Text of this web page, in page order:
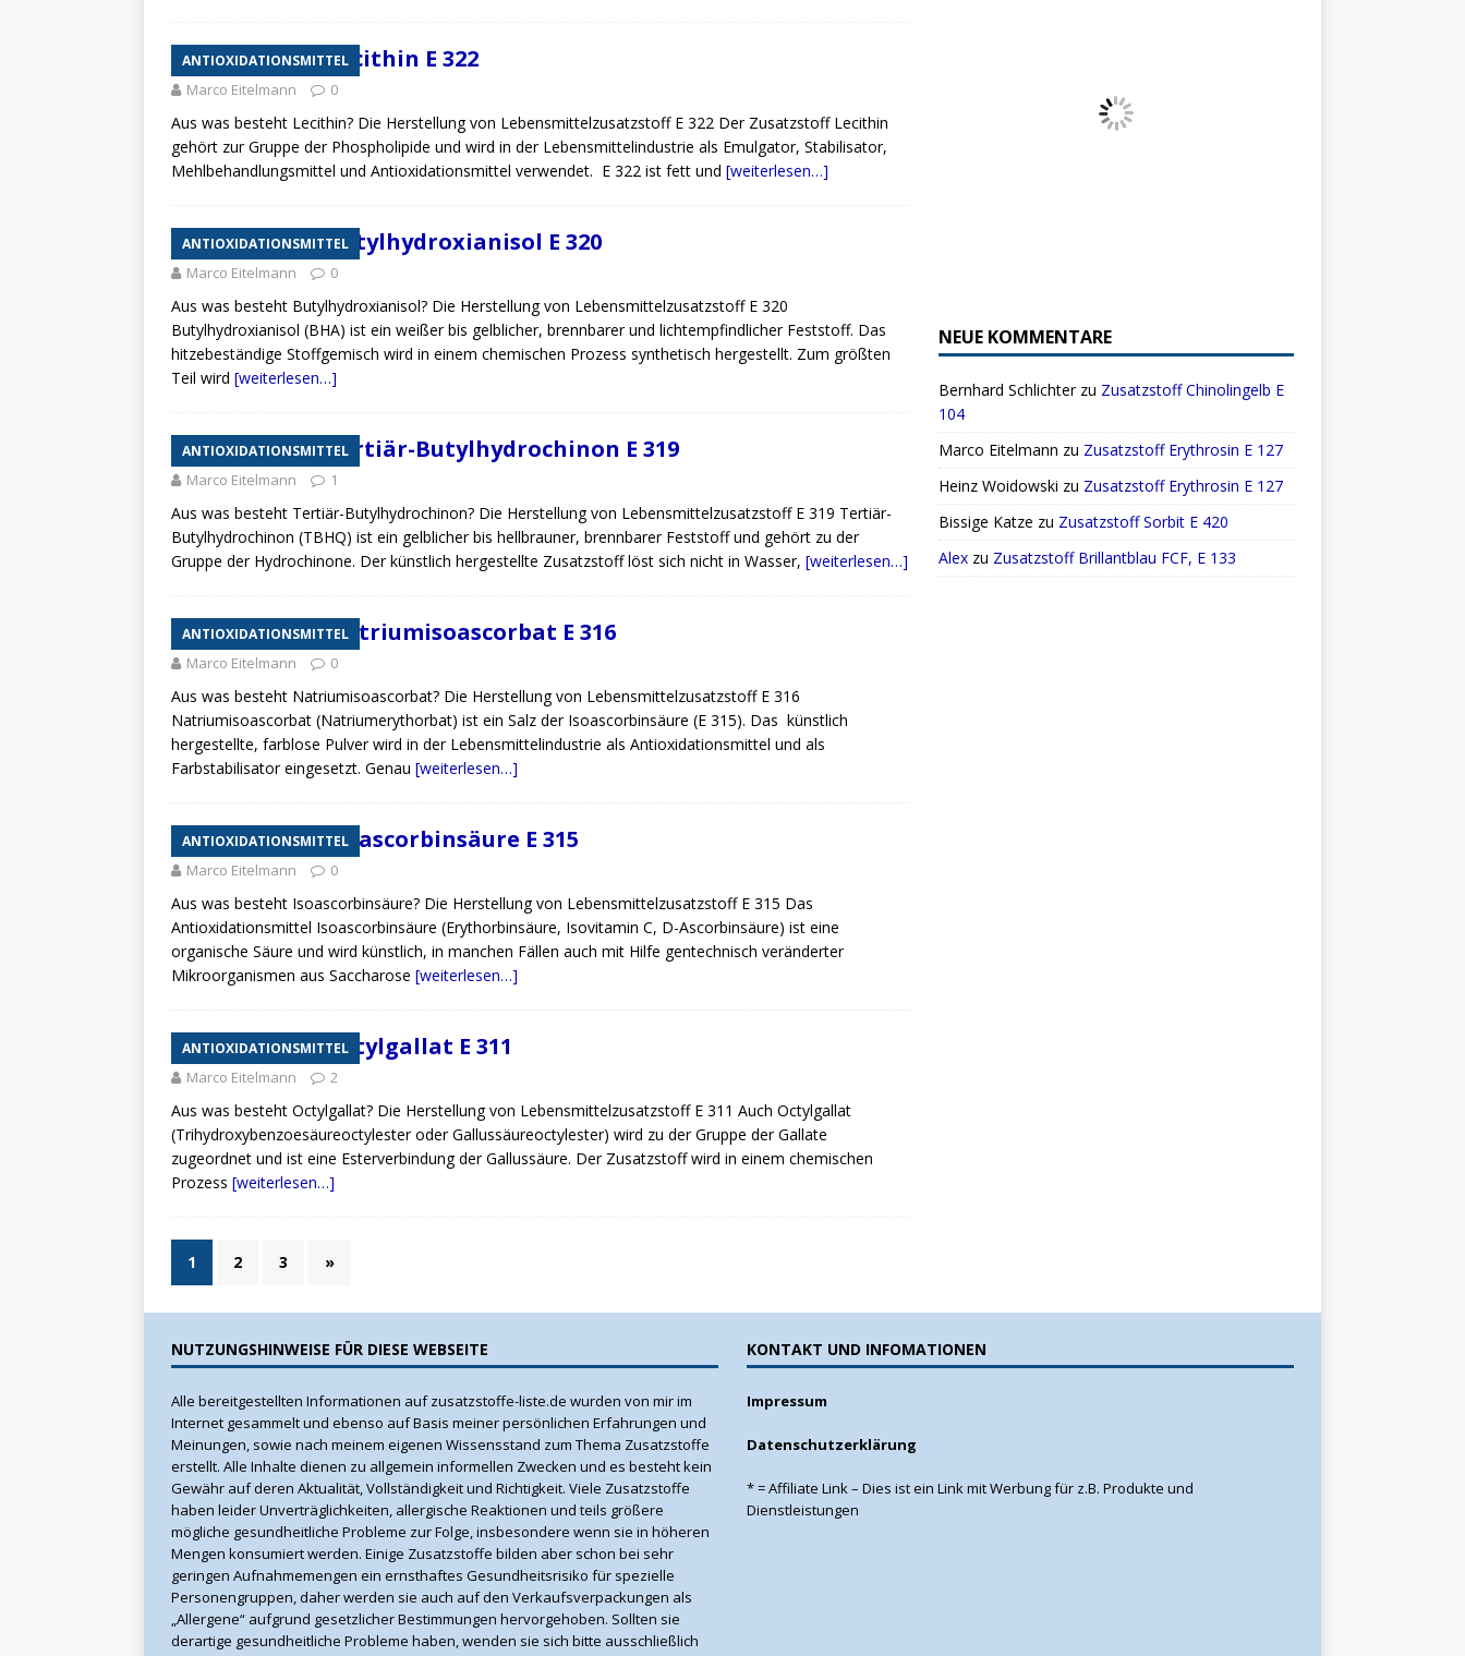
ANTIOXIDATIONSMITTEL
Zusatzstoff Lecithin E 322
Marco Eitelmann 0
Aus was besteht Lecithin? Die Herstellung von Lebensmittelzusatzstoff E 322 Der Zusatzstoff Lecithin
gehört zur Gruppe der Phospholipide und wird in der Lebensmittelindustrie als Emulgator, Stabilisator,
Mehlbehandlungsmittel und Antioxidationsmittel verwendet. E 322 ist fett und [weiterlesen…]
ANTIOXIDATIONSMITTEL
Zusatzstoff Butylhydroxianisol E 320
Marco Eitelmann 0
Aus was besteht Butylhydroxianisol? Die Herstellung von Lebensmittelzusatzstoff E 320
Butylhydroxianisol (BHA) ist ein weißer bis gelblicher, brennbarer und lichtempfindlicher Feststoff. Das
hitzebeständige Stoffgemisch wird in einem chemischen Prozess synthetisch hergestellt. Zum größten
Teil wird [weiterlesen…]
ANTIOXIDATIONSMITTEL
Zusatzstoff Tertiär-Butylhydrochinon E 319
Marco Eitelmann 1
Aus was besteht Tertiär-Butylhydrochinon? Die Herstellung von Lebensmittelzusatzstoff E 319 Tertiär-
Butylhydrochinon (TBHQ) ist ein gelblicher bis hellbrauner, brennbarer Feststoff und gehört zu der
Gruppe der Hydrochinone. Der künstlich hergestellte Zusatzstoff löst sich nicht in Wasser, [weiterlesen…]
ANTIOXIDATIONSMITTEL
Zusatzstoff Natriumisoascorbat E 316
Marco Eitelmann 0
Aus was besteht Natriumisoascorbat? Die Herstellung von Lebensmittelzusatzstoff E 316
Natriumisoascorbat (Natriumerythorbat) ist ein Salz der Isoascorbinsäure (E 315). Das künstlich
hergestellte, farblose Pulver wird in der Lebensmittelindustrie als Antioxidationsmittel und als
Farbstabilisator eingesetzt. Genau [weiterlesen…]
ANTIOXIDATIONSMITTEL
Zusatzstoff Isoascorbinsäure E 315
Marco Eitelmann 0
Aus was besteht Isoascorbinsäure? Die Herstellung von Lebensmittelzusatzstoff E 315 Das
Antioxidationsmittel Isoascorbinsäure (Erythorbinsäure, Isovitamin C, D-Ascorbinsäure) ist eine
organische Säure und wird künstlich, in manchen Fällen auch mit Hilfe gentechnisch veränderter
Mikroorganismen aus Saccharose [weiterlesen…]
ANTIOXIDATIONSMITTEL
Zusatzstoff Octylgallat E 311
Marco Eitelmann 2
Aus was besteht Octylgallat? Die Herstellung von Lebensmittelzusatzstoff E 311 Auch Octylgallat
(Trihydroxybenzoesäureoctylester oder Gallussäureoctylester) wird zu der Gruppe der Gallate
zugeordnet und ist eine Esterverbindung der Gallussäure. Der Zusatzstoff wird in einem chemischen
Prozess [weiterlesen…]
1 2 3 »
NEUE KOMMENTARE
Bernhard Schlichterzu Zusatzstoff Chinolingelb E
104
Marco Eitelmann zu Zusatzstoff Erythrosin E 127
Heinz Woidowski zu Zusatzstoff Erythrosin E 127
Bissige Katze zu Zusatzstoff Sorbit E 420
Alexzu Zusatzstoff Brillantblau FCF, E 133
NUTZUNGSHINWEISE FÜR DIESE WEBSEITE
Alle bereitgestellten Informationen auf zusatzstoffe-liste.de wurden von mir im
Internet gesammelt und ebenso auf Basis meiner persönlichen Erfahrungen und
Meinungen, sowie nach meinem eigenen Wissensstand zum Thema Zusatzstoffe
erstellt. Alle Inhalte dienen zu allgemein informellen Zwecken und es besteht kein
Gewähr auf deren Aktualität, Vollständigkeit und Richtigkeit. Viele Zusatzstoffe
haben leider Unverträglichkeiten, allergische Reaktionen und teils größere
mögliche gesundheitliche Probleme zur Folge, insbesondere wenn sie in höheren
Mengen konsumiert werden. Einige Zusatzstoffe bilden aber schon bei sehr
geringen Aufnahmemengen ein ernsthaftes Gesundheitsrisiko für spezielle
Personengruppen, daher werden sie auch auf den Verkaufsverpackungen als
„Allergene“ aufgrund gesetzlicher Bestimmungen hervorgehoben. Sollten sie
derartige gesundheitliche Probleme haben, wenden sie sich bitte ausschließlich
KONTAKT UND INFOMATIONEN
Impressum
Datenschutzerklärung
* = Affiliate Link – Dies ist ein Link mit Werbung für z.B. Produkte und
Dienstleistungen